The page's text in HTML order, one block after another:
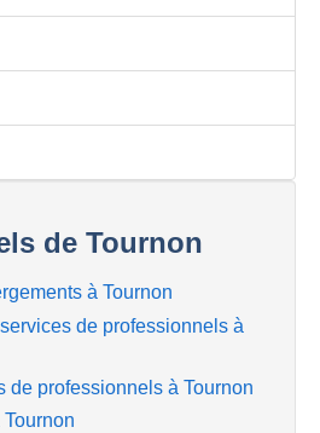
de Tournon
à Tournon
de professionnels à
de professionnels à Tournon